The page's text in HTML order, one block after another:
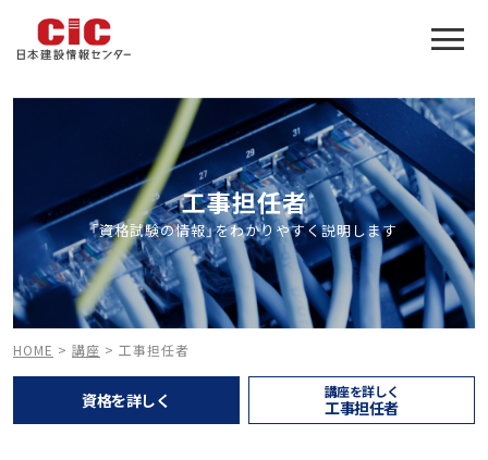
工事担任者
「資格試験の情報」をわかりやすく説明します
HOME > 講座 > 工事担任者
資格を詳しく 講座を詳しく
工事担任者